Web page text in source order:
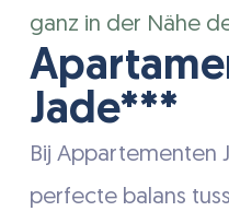
ganz in der Nähe
Jade***
Bij Appartementen
perfecte balans